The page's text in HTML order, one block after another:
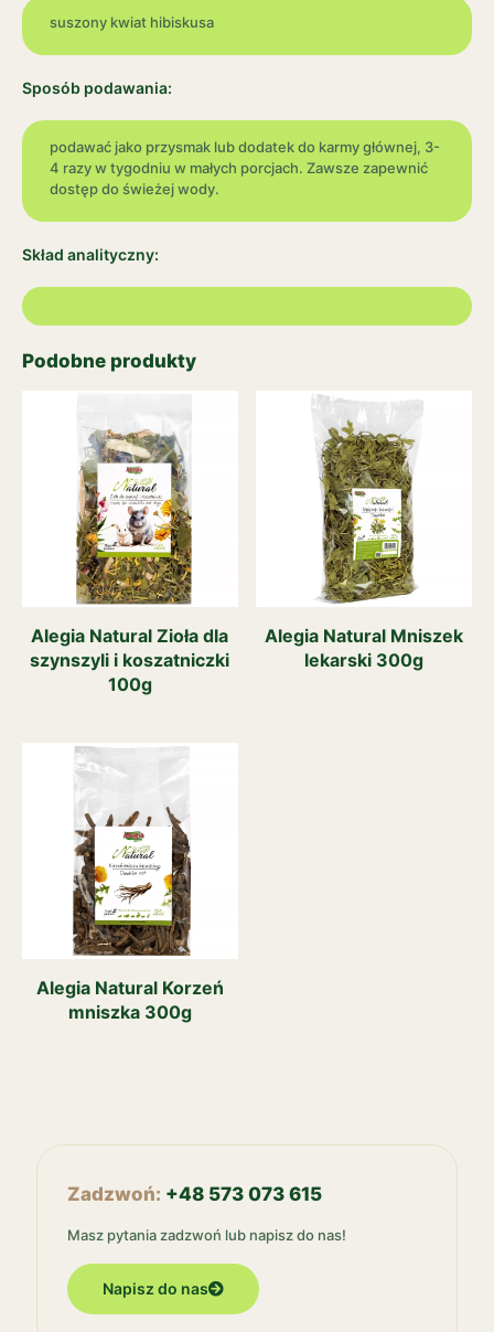
suszony kwiat hibiskusa
Sposób podawania:
podawać jako przysmak lub dodatek do karmy głównej, 3-
4 razy w tygodniu w małych porcjach. Zawsze zapewnić
dostęp do świeżej wody.
Skład analityczny:
Podobne produkty
Alegia Natural Zioła dla
szynszyli i koszatniczki
100g
Alegia Natural Mniszek
lekarski 300g
Alegia Natural Korzeń
mniszka 300g
Zadzwoń: +48 573 073 615
Masz pytania zadzwoń lub napisz do nas!
Napisz do nas